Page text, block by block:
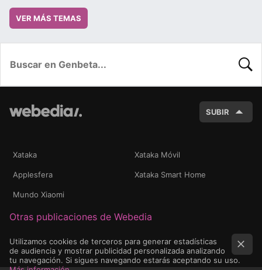
VER MÁS TEMAS
SUBIR
Xataka Xataka Móvil
Applesfera Xataka Smart Home
Mundo Xiaomi
Otras publicaciones de Webedia
Utilizamos cookies de terceros para generar estadísticas
de audiencia y mostrar publicidad personalizada analizando
tu navegación. Si sigues navegando estarás aceptando su uso.